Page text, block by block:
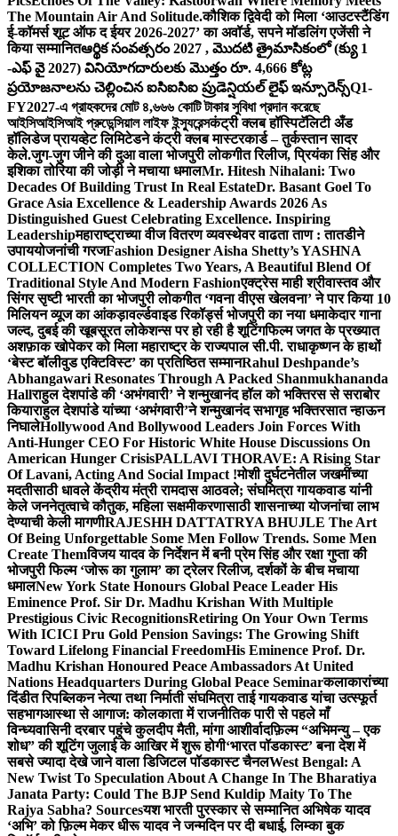
The Mountain Air And Solitude.कौशिक द्विवेदी को मिला ‘आउटस्टैंडिंग
ई-कॉमर्स शूट ऑफ द ईयर 2026-2027’ का अवॉर्ड, सपने मॉडलिंग एजेंसी ने
किया सम्मानितఆర్థిక సంవత్సరం 2027 , మొదటి త్రైమాసికంలో (క్యు 1
-ఎఫ్ వై 2027) వినియోగదారులకు మొత్తం రూ. 4,666 కోట్ల
ప్రయోజనాలను చెల్లించిన ఐసిఐసిఐ ప్రుడెన్షియల్ లైఫ్ ఇన్సూరెన్స్Q1-
FY2027-এ গ্রাহকদের মোট ৪,৬৬৬ কোটি টাকার সুবিধা প্রদান করেছে
আইসিআইসিআই প্রুডেন্সিয়াল লাইফ ইন্স্যুরেন্সकंट्री क्लब हॉस्पिटॅलिटी अँड
हॉलिडेज प्रायव्हेट लिमिटेडने कंट्री क्लब मास्टरकार्ड – तुर्कस्तान सादर
केले.जुग-जुग जीने की दुआ वाला भोजपुरी लोकगीत रिलीज, प्रियंका सिंह और
इशिका तोरिया की जोड़ी ने मचाया धमालMr. Hitesh Nihalani: Two
Decades Of Building Trust In Real EstateDr. Basant Goel To
Grace Asia Excellence & Leadership Awards 2026 As
Distinguished Guest Celebrating Excellence. Inspiring
Leadershipमहाराष्ट्राच्या वीज वितरण व्यवस्थेवर वाढता ताण : तातडीने
उपाययोजनांची गरजFashion Designer Aisha Shetty’s YASHNA
COLLECTION Completes Two Years, A Beautiful Blend Of
Traditional Style And Modern Fashionएक्ट्रेस माही श्रीवास्तव और
सिंगर सृष्टी भारती का भोजपुरी लोकगीत ‘गवना वीएस खेलवना’ ने पार किया 10
मिलियन व्यूज का आंकड़ावर्ल्डवाइड रिकॉर्ड्स भोजपुरी का नया धमाकेदार गाना
जल्द, दुबई की खूबसूरत लोकेशन्स पर हो रही है शूटिंगफिल्म जगत के प्रख्यात
अशफ़ाक खोपेकर को मिला महाराष्ट्र के राज्यपाल सी.पी. राधाकृष्णन के हाथों
‘बेस्ट बॉलीवुड एक्टिविस्ट’ का प्रतिष्ठित सम्मानRahul Deshpande’s
Abhangawari Resonates Through A Packed Shanmukhananda
Hallराहुल देशपांडे की ‘अभंगवारी’ ने शन्मुखानंद हॉल को भक्तिरस से सराबोर
कियाराहुल देशपांडे यांच्या ‘अभंगवारी’ने शन्मुखानंद सभागृह भक्तिरसात न्हाऊन
निघालेHollywood And Bollywood Leaders Join Forces With
Anti-Hunger CEO For Historic White House Discussions On
American Hunger CrisisPALLAVI THORAVE: A Rising Star
Of Lavani, Acting And Social Impact !मोशी दुर्घटनेतील जखमींच्या
मदतीसाठी धावले केंद्रीय मंत्री रामदास आठवले; संघमित्रा गायकवाड यांनी
केले जननेतृत्वाचे कौतुक, महिला सक्षमीकरणासाठी शासनाच्या योजनांचा लाभ
देण्याची केली मागणीRAJESHH DATTATRYA BHUJLE The Art
Of Being Unforgettable Some Men Follow Trends. Some Men
Create Themविजय यादव के निर्देशन में बनी प्रेम सिंह और रक्षा गुप्ता की
भोजपुरी फिल्म ‘जोरू का गुलाम’ का ट्रेलर रिलीज, दर्शकों के बीच मचाया
धमालNew York State Honours Global Peace Leader His
Eminence Prof. Sir Dr. Madhu Krishan With Multiple
Prestigious Civic RecognitionsRetiring On Your Own Terms
With ICICI Pru Gold Pension Savings: The Growing Shift
Toward Lifelong Financial FreedomHis Eminence Prof. Dr.
Madhu Krishan Honoured Peace Ambassadors At United
Nations Headquarters During Global Peace Seminarकलाकारांच्या
दिंडीत रिपब्लिकन नेत्या तथा निर्माती संघमित्रा ताई गायकवाड यांचा उत्स्फूर्त
सहभागआस्था से आगाज: कोलकाता में राजनीतिक पारी से पहले माँ
विन्ध्यवासिनी दरबार पहुंचे कुलदीप मैती, मांगा आशीर्वादफ़िल्म “अभिमन्यु – एक
शोध” की शूटिंग जुलाई के आखिर में शुरू होगी‘भारत पॉडकास्ट’ बना देश में
सबसे ज्यादा देखे जाने वाला डिजिटल पॉडकास्ट चैनलWest Bengal: A
New Twist To Speculation About A Change In The Bharatiya
Janata Party: Could The BJP Send Kuldip Maity To The
Rajya Sabha? Sourcesयश भारती पुरस्कार से सम्मानित अभिषेक यादव
‘अभि’ को फ़िल्म मेकर धीरू यादव ने जन्मदिन पर दी बधाई, लिम्का बुक